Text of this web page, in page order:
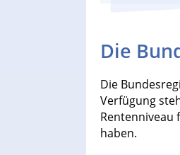
Die
Die
Verfügung
Rentenniveau
haben.